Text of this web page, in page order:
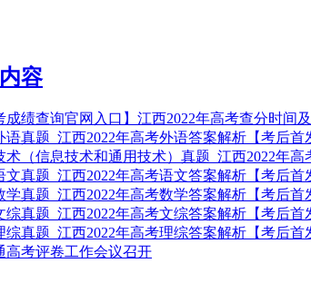
容
成绩查询官网入口】江西2022年高考查分时间
语真题_江西2022年高考外语答案解析【考后首
术（信息技术和通用技术）真题_江西2022年
文真题_江西2022年高考语文答案解析【考后首
学真题_江西2022年高考数学答案解析【考后首
综真题_江西2022年高考文综答案解析【考后首
综真题_江西2022年高考理综答案解析【考后首
高考评卷工作会议召开